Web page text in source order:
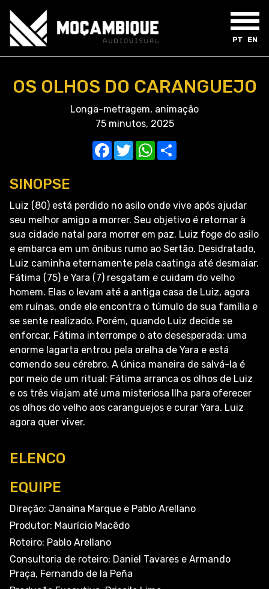
PT EN
OS OLHOS DO CARANGUEJO
Longa-metragem, animação
75 minutos, 2025
Facebook
TwitterWhatsApp
SINOPSE
Luiz (80) está perdido no asilo onde vive após ajudar
seu melhor amigo a morrer. Seu objetivo é retornar à
sua cidade natal para morrer em paz. Luiz foge do asilo
e embarca em um ônibus rumo ao Sertão. Desidratado,
Luiz caminha eternamente pela caatinga até desmaiar.
Fátima (75) e Yara (7) resgatam e cuidam do velho
homem. Elas o levam até a antiga casa de Luiz, agora
em ruínas, onde ele encontra o túmulo de sua família e
se sente realizado. Porém, quando Luiz decide se
enforcar, Fátima interrompe o ato desesperada: uma
enorme lagarta entrou pela orelha de Yara e está
comendo seu cérebro. A única maneira de salvá-la é
por meio de um ritual: Fátima arranca os olhos de Luiz
e os três viajam até uma misteriosa Ilha para oferecer
os olhos do velho aos caranguejos e curar Yara. Luiz
agora quer viver.
ELENCO
EQUIPE
Direção: Janaína Marque e Pablo Arellano
Produtor: Maurício Macêdo
Roteiro: Pablo Arellano
Consultoria de roteiro: Daniel Tavares e Armando
Praça, Fernando de la Peña